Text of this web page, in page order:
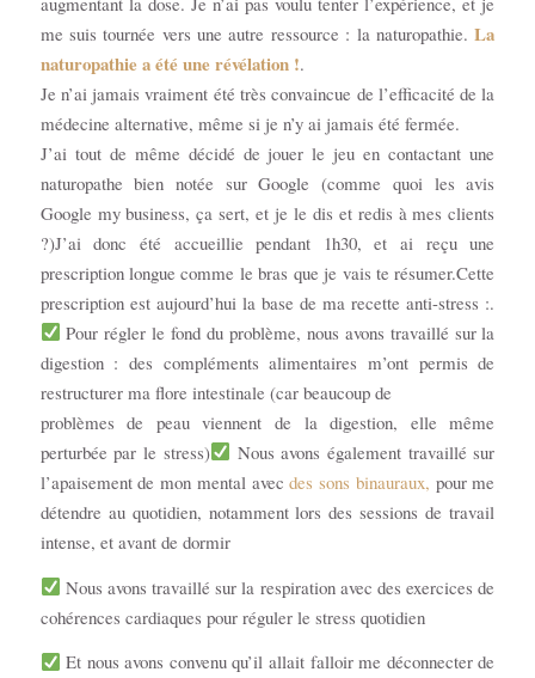
me suis tournée vers une autre ressource : la naturopathie.La
naturopathie a été une révélation !.
Je n’ai jamais vraiment été très convaincue de l’efficacité de la
médecine alternative, même si je n’y ai jamais été fermée.
J’ai tout de même décidé de jouer le jeu en contactant une
naturopathe bien notée sur Google (comme quoi les avis
Google my business, ça sert, et je le dis et redis à mes clients
?)J’ai donc été accueillie pendant 1h30, et ai reçu une
prescription longue comme le bras que je vais te résumer.Cette
prescription est aujourd’hui la base de ma recette anti-stress :.
Pour régler le fond du problème, nous avons travaillé sur la
digestion : des compléments alimentaires m’ont permis de
restructurer ma flore intestinale (car beaucoup de
problèmes de peau viennent de la digestion, elle même
perturbée par le stress)
Nous avons également travaillé sur
l’apaisement de mon mental avecdes sons binauraux, pour me
détendre au quotidien, notamment lors des sessions de travail
intense, et avant de dormir
Nous avons travaillé sur la respiration avec des exercices de
cohérences cardiaques pour réguler le stress quotidien
Et nous avons convenu qu’il allait falloir me déconnecter de